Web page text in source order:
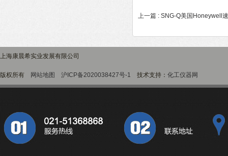
上一篇 : SNG-Q美国Honeywell
上海康晨希实业发展有限公司
版权所有 网站地图 沪ICP备2020038427号-1 技术支持： 化工仪器网